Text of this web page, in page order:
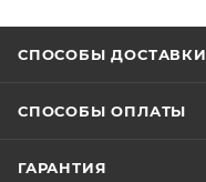
СПОСОБЫ ДОСТАВКИ
СПОСОБЫ ОПЛАТЫ
ГАРАНТИЯ